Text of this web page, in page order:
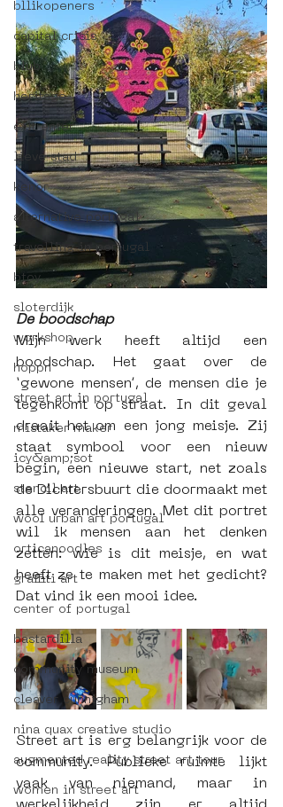
bllikopeners
capital crisis
blub
heritage
exit enter
lieve stad
kenor
alternative portugal
travelling in portugal
btoy
sloterdijk
workshop
hoppn
street art in portugal
mistaker maker
icy&amp;sot
stencil art
wool urban art portugal
orticanoodles
graffiti art
center of portugal
bastardilla
community museum
cleaver cunnigham
nina quax creative studio
augmented reality street art tour
women in street art
De boodschap
Mijn werk heeft altijd een
boodschap. Het gaat over de
‘gewone mensen’, de mensen die je
tegenkomt op straat. In dit geval
draait het om een jong meisje. Zij
staat symbool voor een nieuw
begin, een nieuwe start, net zoals
de Dichtersbuurt die doormaakt met
alle veranderingen. Met dit portret
wil ik mensen aan het denken
zetten: wie is dit meisje, en wat
heeft ze te maken met het gedicht?
Dat vind ik een mooi idee.
Street art is erg belangrijk voor de
community. Publieke ruimte lijkt
vaak van niemand, maar in